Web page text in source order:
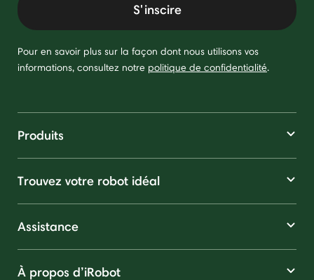
S'inscire
Pour en savoir plus sur la façon dont nous utilisons vos
informations, consultez notre politique de confidentialité.
Produits
Trouvez votre robot idéal
Assistance
À propos d’iRobot